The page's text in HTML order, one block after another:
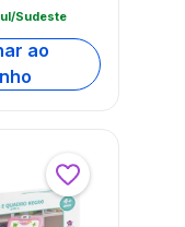
Sudeste
ao